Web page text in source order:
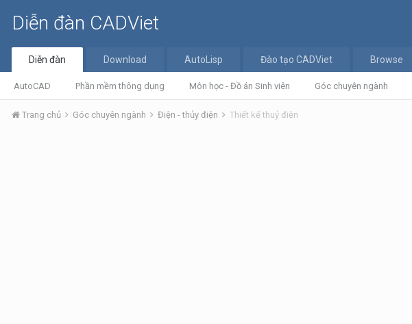
Diễn đàn CADViet
Diễn đàn
AutoCAD Phần mềm thông dụng Môn học - Đồ án Sinh viên Góc chuyên ngành
Download AutoLisp Đào tạo CADViet Browse
Trang chủ Góc chuyên ngành Điện - thủy điện Thiết kế thuỷ điện